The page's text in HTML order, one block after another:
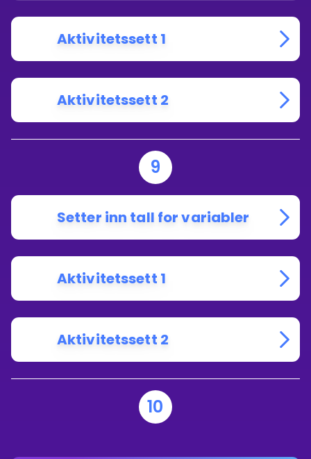
Aktivitetssett 1
Aktivitetssett 2
9
Setter inn tall for variabler
Aktivitetssett 1
Aktivitetssett 2
10